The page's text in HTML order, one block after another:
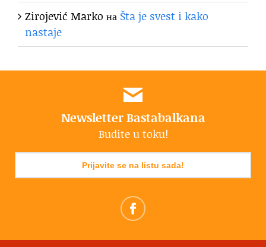
Zirojević Marko на Šta je svest i kako
nastaje
Newsletter Bastabalkana
Budite u toku!
Prijavite se na listu sada!